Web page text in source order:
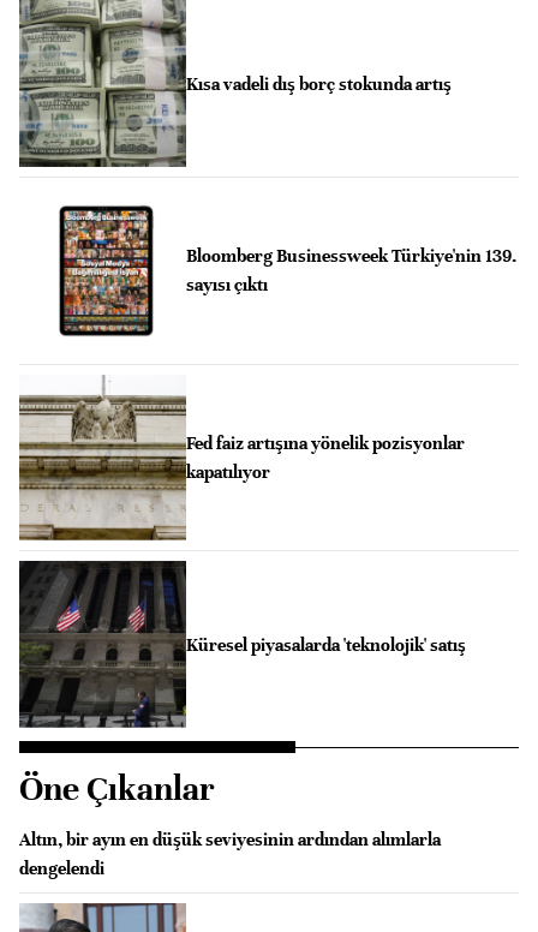
Kısa vadeli dış borç stokunda artış
Bloomberg Businessweek Türkiye'nin 139.
sayısı çıktı
Fed faiz artışına yönelik pozisyonlar
kapatılıyor
Küresel piyasalarda 'teknolojik' satış
Öne Çıkanlar
Altın, bir ayın en düşük seviyesinin ardından alımlarla
dengelendi